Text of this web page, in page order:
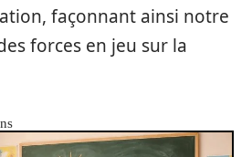
façonnant ainsi notre
forces en jeu sur la